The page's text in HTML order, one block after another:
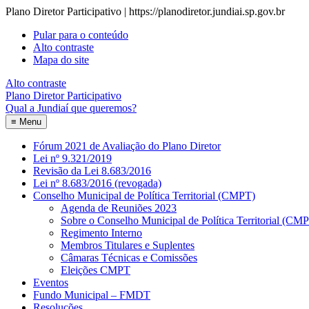
Plano Diretor Participativo | https://planodiretor.jundiai.sp.gov.br
Pular para o conteúdo
Alto contraste
Mapa do site
Alto contraste
Plano Diretor Participativo
Qual a Jundiaí que queremos?
≡ Menu
Fórum 2021 de Avaliação do Plano Diretor
Lei nº 9.321/2019
Revisão da Lei 8.683/2016
Lei nº 8.683/2016 (revogada)
Conselho Municipal de Política Territorial (CMPT)
Agenda de Reuniões 2023
Sobre o Conselho Municipal de Política Territorial
Regimento Interno
Membros Titulares e Suplentes
Câmaras Técnicas e Comissões
Eleições CMPT
Eventos
Fundo Municipal – FMDT